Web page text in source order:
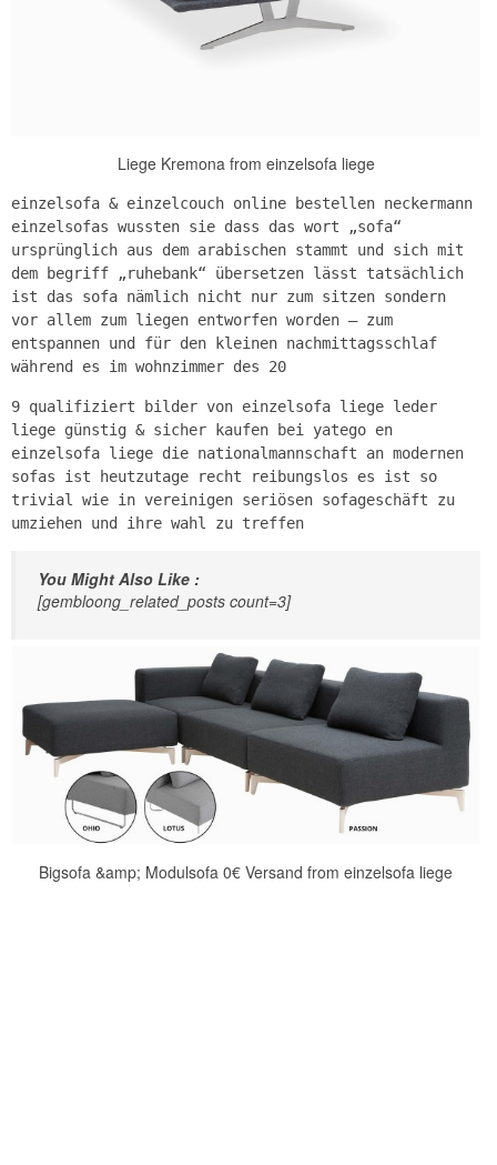
Liege Kremona from einzelsofa liege
einzelsofa & einzelcouch online bestellen neckermann
einzelsofas wussten sie dass das wort „sofa“
ursprünglich aus dem arabischen stammt und sich mit
dem begriff „ruhebank“ übersetzen lässt tatsächlich
ist das sofa nämlich nicht nur zum sitzen sondern
vor allem zum liegen entworfen worden – zum
entspannen und für den kleinen nachmittagsschlaf
während es im wohnzimmer des 20
9 qualifiziert bilder von einzelsofa liege leder
liege günstig & sicher kaufen bei yatego en
einzelsofa liege die nationalmannschaft an modernen
sofas ist heutzutage recht reibungslos es ist so
trivial wie in vereinigen seriösen sofageschäft zu
umziehen und ihre wahl zu treffen
You Might Also Like :
[gembloong_related_posts count=3]
Bigsofa &amp; Modulsofa 0€ Versand from einzelsofa liege